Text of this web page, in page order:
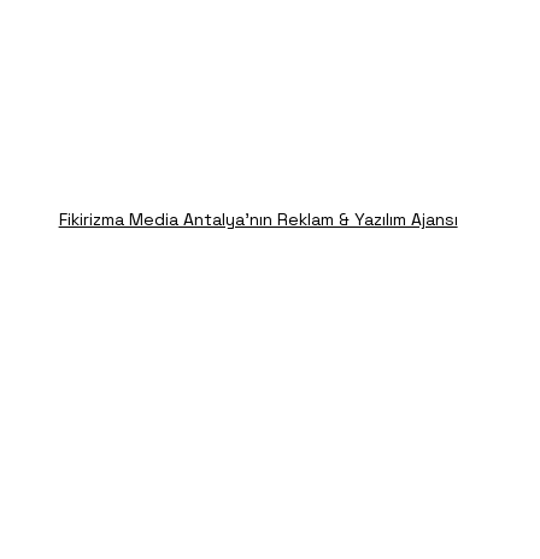
Fikirizma Media Antalya'nın Reklam & Yazılım Ajansı